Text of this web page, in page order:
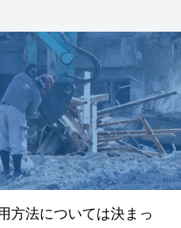
方法については決まっ